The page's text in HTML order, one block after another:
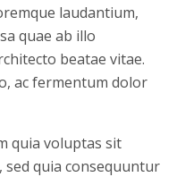
laudantium,
quae ab illo
beatae vitae.
ac fermentum dolor
quia voluptas sit
quia consequuntur